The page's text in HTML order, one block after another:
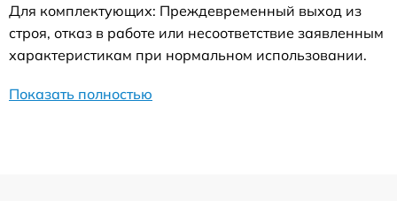
Для комплектующих: Преждевременный выход из
строя, отказ в работе или несоответствие заявленным
характеристикам при нормальном использовании.
Показать полностью